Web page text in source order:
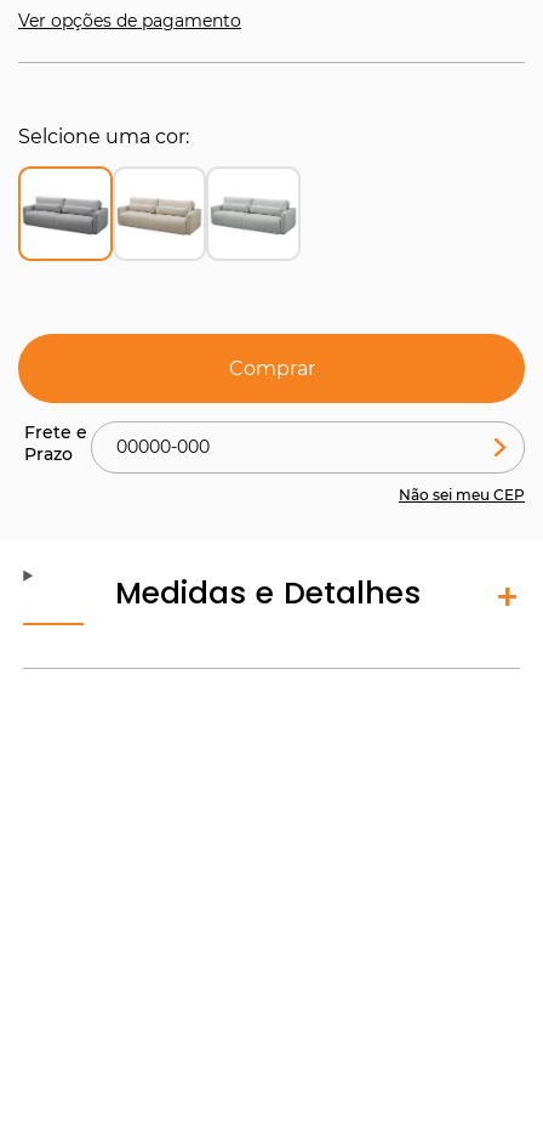
Ver opções de pagamento
Selcione uma cor
Comprar
Não sei meu CEP
Medidas e Detalhes